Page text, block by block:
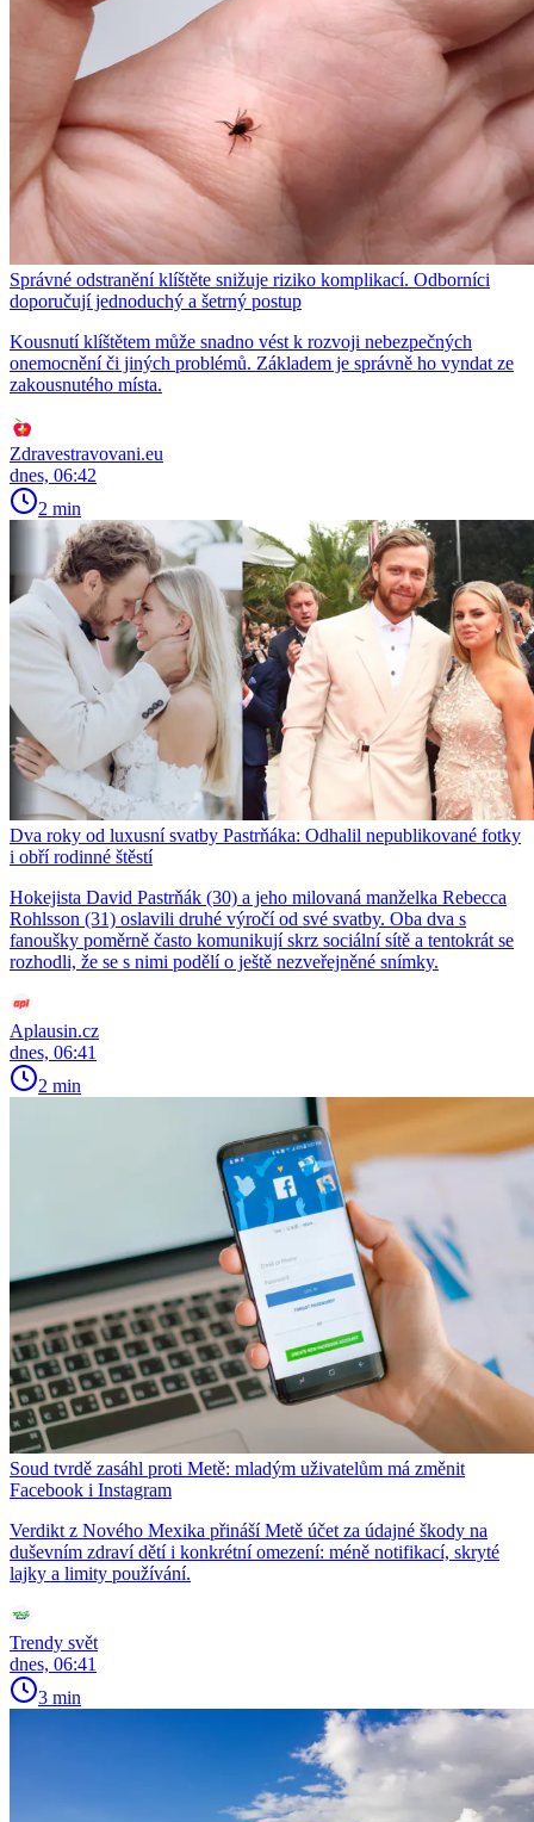
Správné odstranění klíštěte snižuje riziko komplikací. Odborníci
doporučují jednoduchý a šetrný postup
Kousnutí klíštětem může snadno vést k rozvoji nebezpečných
onemocnění či jiných problémů. Základem je správně ho vyndat ze
zakousnutého místa.
Zdravestravovani.eu
dnes, 06:42
2 min
Dva roky od luxusní svatby Pastrňáka: Odhalil nepublikované fotky
i obří rodinné štěstí
Hokejista David Pastrňák (30) a jeho milovaná manželka Rebecca
Rohlsson (31) oslavili druhé výročí od své svatby. Oba dva s
fanoušky poměrně často komunikují skrz sociální sítě a tentokrát se
rozhodli, že se s nimi podělí o ještě nezveřejněné snímky.
Aplausin.cz
dnes, 06:41
2 min
Soud tvrdě zasáhl proti Metě: mladým uživatelům má změnit
Facebook i Instagram
Verdikt z Nového Mexika přináší Metě účet za údajné škody na
duševním zdraví dětí i konkrétní omezení: méně notifikací, skryté
lajky a limity používání.
Trendy svět
dnes, 06:41
3 min